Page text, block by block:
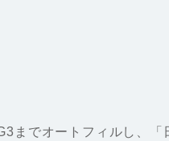
までオートフィルし、「